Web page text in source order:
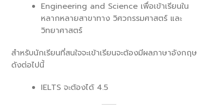
Engineering and Science เพื่อเข้าเรียนใน
หลากหลายสาขาทาง วิศวกรรมศาสตร์ และ
วิทยาศาสตร์
สำหรับนักเรียนที่สนใจจะเข้าเรียนจะต้องมีผลภาษาอังกฤษ
ดังต่อไปนี้
IELTS จะต้องได้ 4.5